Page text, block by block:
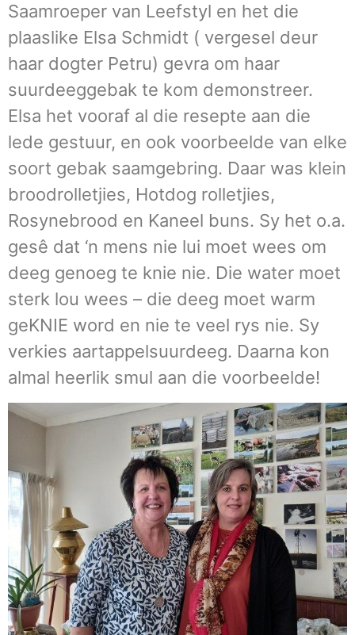
Saamroeper van Leefstyl en het die
plaaslike Elsa Schmidt ( vergesel deur
haar dogter Petru) gevra om haar
suurdeeggebak te kom demonstreer.
Elsa het vooraf al die resepte aan die
lede gestuur, en ook voorbeelde van elke
soort gebak saamgebring. Daar was klein
broodrolletjies, Hotdog rolletjies,
Rosynebrood en Kaneel buns. Sy het o.a.
gesê dat ‘n mens nie lui moet wees om
deeg genoeg te knie nie. Die water moet
sterk lou wees – die deeg moet warm
geKNIE word en nie te veel rys nie. Sy
verkies aartappelsuurdeeg. Daarna kon
almal heerlik smul aan die voorbeelde!